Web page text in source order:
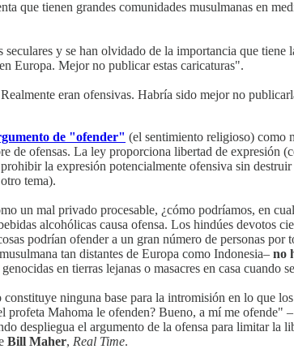
que tienen grandes comunidades musulmanas en
seculares y se han olvidado de la importancia que
Europa. Mejor no publicar estas caricaturas".
eran ofensivas. Habría sido mejor no
de "ofender" (el sentimiento religioso) como
de ofensas. La ley proporciona libertad de expresión
la expresión potencialmente ofensiva sin
tema).
un mal privado procesable, ¿cómo podríamos, en
alcohólicas causa ofensa. Los hindúes devotos
podrían ofender a un gran número de personas
tan distantes de Europa como Indonesia– no
en tierras lejanas o masacres en casa cuando
ninguna base para la intromisión en lo que
Mahoma le ofenden? Bueno, a mí me ofende"
despliegua el argumento de la ofensa para limitar
Bill Maher, Real Time.